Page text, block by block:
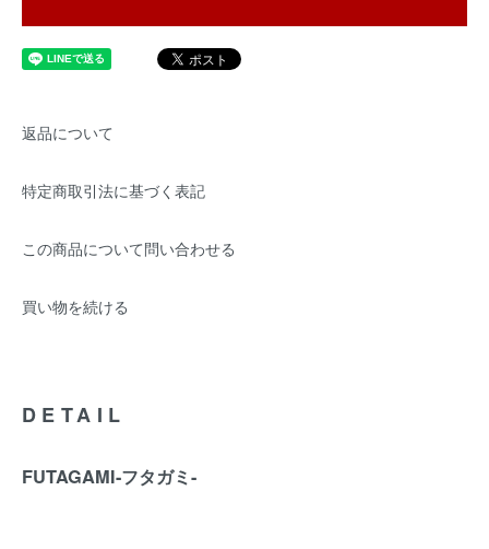
返品について
特定商取引法に基づく表記
この商品について問い合わせる
買い物を続ける
DETAIL
FUTAGAMI-フタガミ-